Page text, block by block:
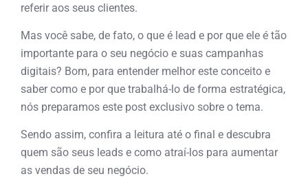
referir aos seus clientes.
Mas você sabe, de fato, o que é lead e por que ele é tão
importante para o seu negócio e suas campanhas
digitais? Bom, para entender melhor este conceito e
saber como e por que trabalhá-lo de forma estratégica,
nós preparamos este post exclusivo sobre o tema.
Sendo assim, confira a leitura até o final e descubra
quem são seus leads e como atraí-los para aumentar
as vendas de seu negócio.